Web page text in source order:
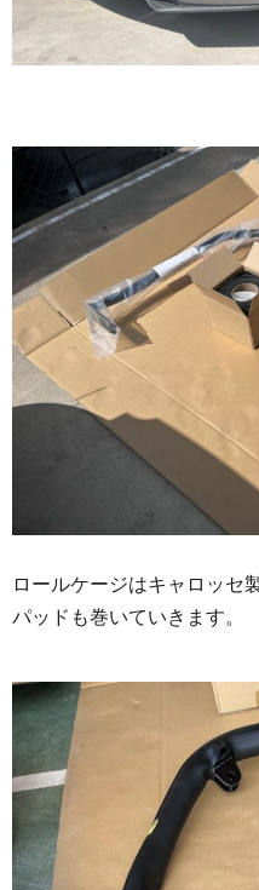
ロールケージはキャロッ
パッドも巻いていきます。